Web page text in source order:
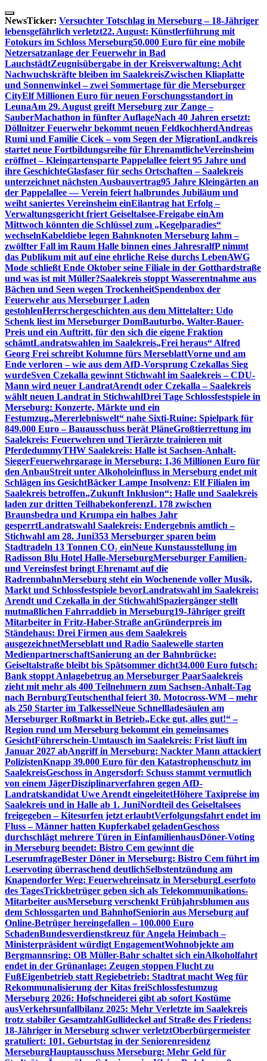
Skip
to
content
NewsTicker: Versuchter Totschlag in Merseburg – 18-Jähriger
lebensgefährlich verletzt22. August: Künstlerführung mit
Fotokurs im Schloss Merseburg50.000 Euro für eine mobile
Netzersatzanlage der Feuerwehr in Bad
LauchstädtZeugnisübergabe in der Kreisverwaltung: Acht
Nachwuchskräfte bleiben im SaalekreisZwischen Kliaplatte
und Sonnenwinkel – zwei Sommertage für die Merseburger
CityElf Millionen Euro für neuen Forschungsstandort in
LeunaAm 29. August greift Merseburg zur Zange –
SauberMachathon in fünfter AuflageNach 40 Jahren ersetzt:
Döllnitzer Feuerwehr bekommt neuen FeldkochherdAndreas
Rumi und Familie Cicek – vom Segen der MigrationLandkreis
startet neue Fortbildungsreihe für EhrenamtlicheVereinsheim
eröffnet – Kleingartensparte Pappelallee feiert 95 Jahre und
ihre GeschichteGlasfaser für sechs Ortschaften – Saalekreis
unterzeichnet nächsten Ausbauvertrag95 Jahre Kleingärten an
der Pappelallee — Verein feiert halbrundes Jubiläum und
weiht saniertes Vereinsheim einEilantrag hat Erfolg –
Verwaltungsgericht friert Geiseltalsee-Freigabe einAm
Mittwoch könnten die Schlüssel zum „Kegelparadies“
wechselnKabeldiebe legen Bahnknoten Merseburg lahm –
zwölfter Fall im Raum Halle binnen eines JahresralfP nimmt
das Publikum mit auf eine ehrliche Reise durchs LebenAWG
Mode schließt Ende Oktober seine Filiale in der Gotthardstraße
und was ist mit Müller?Saalekreis stoppt Wasserentnahme aus
Bächen und Seen wegen TrockenheitSpendenbox der
Feuerwehr aus Merseburger Laden
gestohlenHerrschergeschichten aus dem Mittelalter: Udo
Schenk liest im Merseburger DomBauturbo, Walter-Bauer-
Preis und ein Auftritt, für den sich die eigene Fraktion
schämtLandratswahlen im Saalekreis„Frei heraus“ Alfred
Georg Frei schreibt Kolumne fürs MerseblattVorne und am
Ende verloren – wie aus dem AfD-Vorsprung Czekallas Sieg
wurdeSven Czekalla gewinnt Stichwahl im Saalekreis – CDU-
Mann wird neuer LandratArendt oder Czekalla – Saalekreis
wählt neuen Landrat in StichwahlDrei Tage Schlossfestspiele in
Merseburg: Konzerte, Märkte und ein
Festumzug„Mererlebniswelt“ nahe Sixti-Ruine: Spielpark für
849.000 Euro – Bauausschuss berät PläneGroßtierrettung im
Saalekreis: Feuerwehren und Tierärzte trainieren mit
PferdedummyTHW Saalekreis: Halle ist Sachsen-Anhalt-
SiegerFeuerwehrgarage in Merseburg: 1,36 Millionen Euro für
den AnbauStreit unter Alkoholeinfluss in Merseburg endet mit
Schlägen ins GesichtBäcker Lampe Insolvenz: Elf Filialen im
Saalekreis betroffen„Zukunft Inklusion“: Halle und Saalekreis
laden zur dritten TeilhabekonferenzL 178 zwischen
Braunsbedra und Krumpa ein halbes Jahr
gesperrtLandratswahl Saalekreis: Endergebnis amtlich –
Stichwahl am 28. Juni353 Merseburger sparen beim
Stadtradeln 13 Tonnen CO₂ einNeue Kunstausstellung im
Radisson Blu Hotel Halle-MerseburgMerseburger Familien-
und Vereinsfest bringt Ehrenamt auf die
RadrennbahnMerseburg steht ein Wochenende voller Musik,
Markt und Schlossfestspiele bevorLandratswahl im Saalekreis:
Arendt und Czekalla in der StichwahlSpaziergänger stellt
mutmaßlichen Fahrraddieb in Merseburg19-Jähriger greift
Mitarbeiter in Fritz-Haber-Straße anGründerpreis im
Ständehaus: Drei Firmen aus dem Saalekreis
ausgezeichnetMerseblatt und Radio Saalewelle starten
MedienpartnerschaftSanierung an der Bahnbrücke:
Geiseltalstraße bleibt bis Spätsommer dicht34.000 Euro futsch:
Bank stoppt Anlagebetrug an Merseburger PaarSaalekreis
zieht mit mehr als 400 Teilnehmern zum Sachsen-Anhalt-Tag
nach BernburgTeutschenthal feiert 30. Motocross-WM – mehr
als 250 Starter im TalkesselNeue Schnellladesäulen am
Merseburger Roßmarkt in Betrieb„Ecke gut, alles gut!“ –
Region rund um Merseburg bekommt ein gemeinsames
GesichtFührerschein-Umtausch im Saalekreis: Frist läuft im
Januar 2027 abAngriff in Merseburg: Nackter Mann attackiert
PolizistenKnapp 39.000 Euro für den Katastrophenschutz im
SaalekreisGeschoss in Angersdorf: Schuss stammt vermutlich
von einem JägerDisziplinarverfahren gegen AfD-
Landratskandidat Uwe Arendt eingeleitetHöhere Taxipreise im
Saalekreis und in Halle ab 1. JuniNordteil des Geiseltalsees
freigegeben – Kitesurfen jetzt erlaubtVerfolgungsfahrt endet im
Fluss – Männer hatten Kupferkabel geladenGeschoss
durchschlägt mehrere Türen in EinfamilienhausDöner-Voting
in Merseburg beendet: Bistro Cem gewinnt die
LeserumfrageBester Döner in Merseburg: Bistro Cem führt im
Leservoting überraschend deutlichSelbstentzündung am
Knapendorfer Weg: Feuerwehreinsatz in MerseburgLeserfoto
des TagesTrickbetrüger geben sich als Telekommunikations-
Mitarbeiter ausMerseburg verschenkt Frühjahrsblumen aus
dem Schlossgarten und BahnhofSeniorin aus Merseburg auf
Online-Betrüger hereingefallen – 100.000 Euro
SchadenBundesverdienstkreuz für Angela Heimbach –
Ministerpräsident würdigt EngagementWohnobjekte am
Bergmannsring: OB Müller-Bahr schaltet sich einAlkoholfahrt
endet in der Grünanlage: Zeugen stoppen Flucht zu
FußEigenbetrieb statt Regiebetrieb: Stadtrat macht Weg für
Rekommunalisierung der Kitas freiSchlossfestumzug
Merseburg 2026: Hofschneiderei gibt ab sofort Kostüme
ausVerkehrsunfallbilanz 2025: Mehr Verletzte im Saalekreis
trotz stabiler GesamtzahlGullideckel auf Straße des Friedens:
18-Jähriger in Merseburg schwer verletztOberbürgermeister
gratuliert: 101. Geburtstag in der Seniorenresidenz
MerseburgHauptausschuss Merseburg: Mehr Geld für